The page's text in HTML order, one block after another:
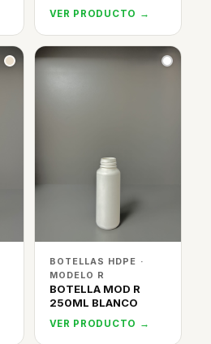
VER PRODUCTO →
BOTELLAS HDPE ·
MODELO R
BOTELLA MOD R
250ML BLANCO
VER PRODUCTO →